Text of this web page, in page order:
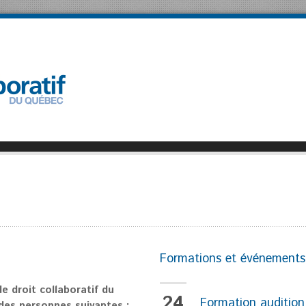
droit collaboratif du
Formations et événements